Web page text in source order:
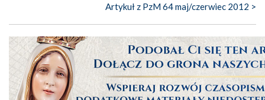
Artykuł z PzM 64 maj/czerwiec 2012 >